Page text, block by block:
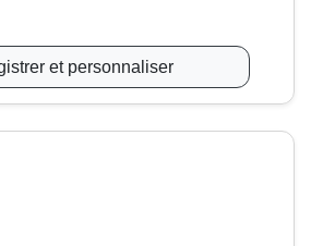
et personnaliser